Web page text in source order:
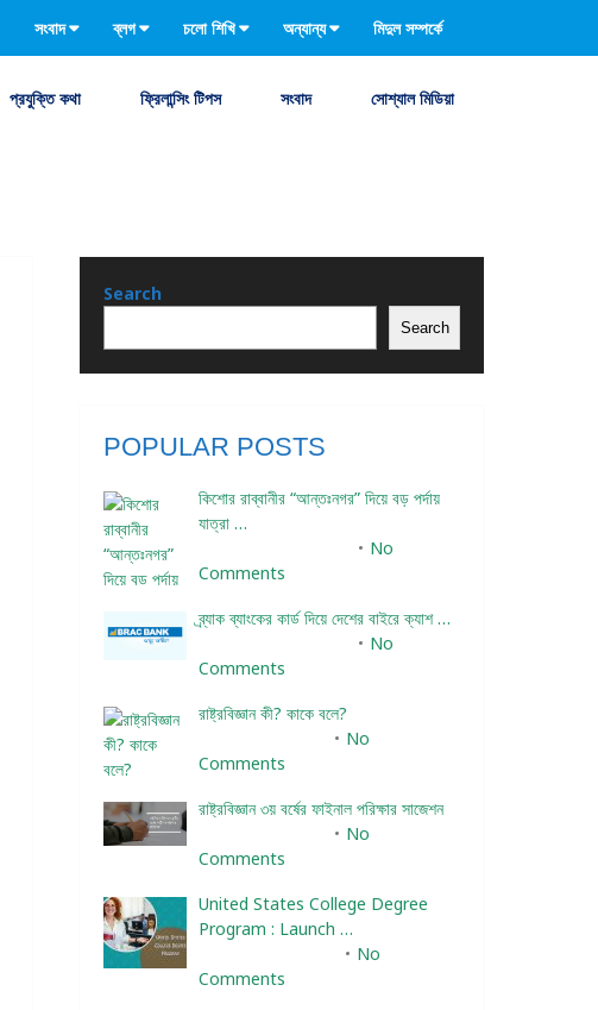
সংবাদ ব্লগ চলো শিখি অন্যান্য মিদুল সম্পর্কে
প্রযুক্তি কথা ফ্রিলান্সিং টিপস সংবাদ সোশ্যাল মিডিয়া
Search
Search
POPULAR POSTS
কিশোর রাব্বানীর “আন্তঃনগর” দিয়ে বড় পর্দায়
যাত্রা …
No
Comments
ব্র্যাক ব্যাংকের কার্ড দিয়ে দেশের বাইরে ক্যাশ …
No
Comments
রাষ্ট্রবিজ্ঞান কী? কাকে বলে?
No
Comments
রাষ্ট্রবিজ্ঞান ৩য় বর্ষের ফাইনাল পরিক্ষার সাজেশন
No
Comments
United States College Degree
Program : Launch …
No
Comments